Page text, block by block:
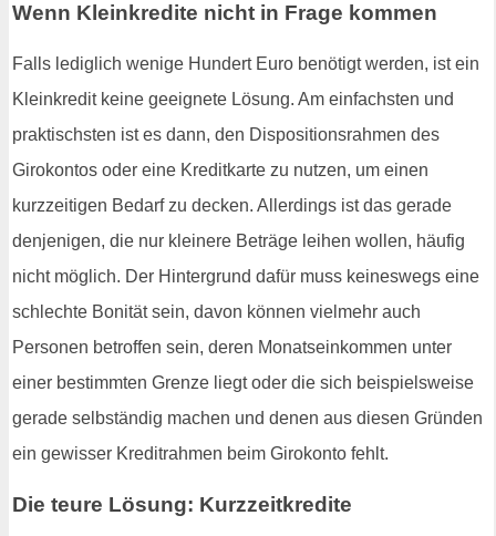
Wenn Kleinkredite nicht in Frage kommen
Falls lediglich wenige Hundert Euro benötigt werden, ist ein
Kleinkredit keine geeignete Lösung. Am einfachsten und
praktischsten ist es dann, den Dispositionsrahmen des
Girokontos oder eine Kreditkarte zu nutzen, um einen
kurzzeitigen Bedarf zu decken. Allerdings ist das gerade
denjenigen, die nur kleinere Beträge leihen wollen, häufig
nicht möglich. Der Hintergrund dafür muss keineswegs eine
schlechte Bonität sein, davon können vielmehr auch
Personen betroffen sein, deren Monatseinkommen unter
einer bestimmten Grenze liegt oder die sich beispielsweise
gerade selbständig machen und denen aus diesen Gründen
ein gewisser Kreditrahmen beim Girokonto fehlt.
Die teure Lösung: Kurzzeitkredite